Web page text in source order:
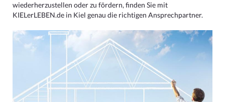
wiederherzustellen oder zu fördern, finden Sie mit
KIELerLEBEN.de in Kiel genau die richtigen Ansprechpartner.